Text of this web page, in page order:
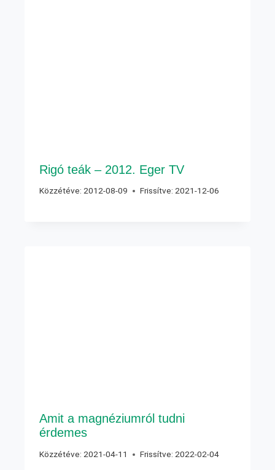
Rigó teák – 2012. Eger TV
Közzétéve: 2012-08-09 Frissítve: 2021-12-06
Amit a magnéziumról tudni
érdemes
Közzétéve: 2021-04-11 Frissítve: 2022-02-04